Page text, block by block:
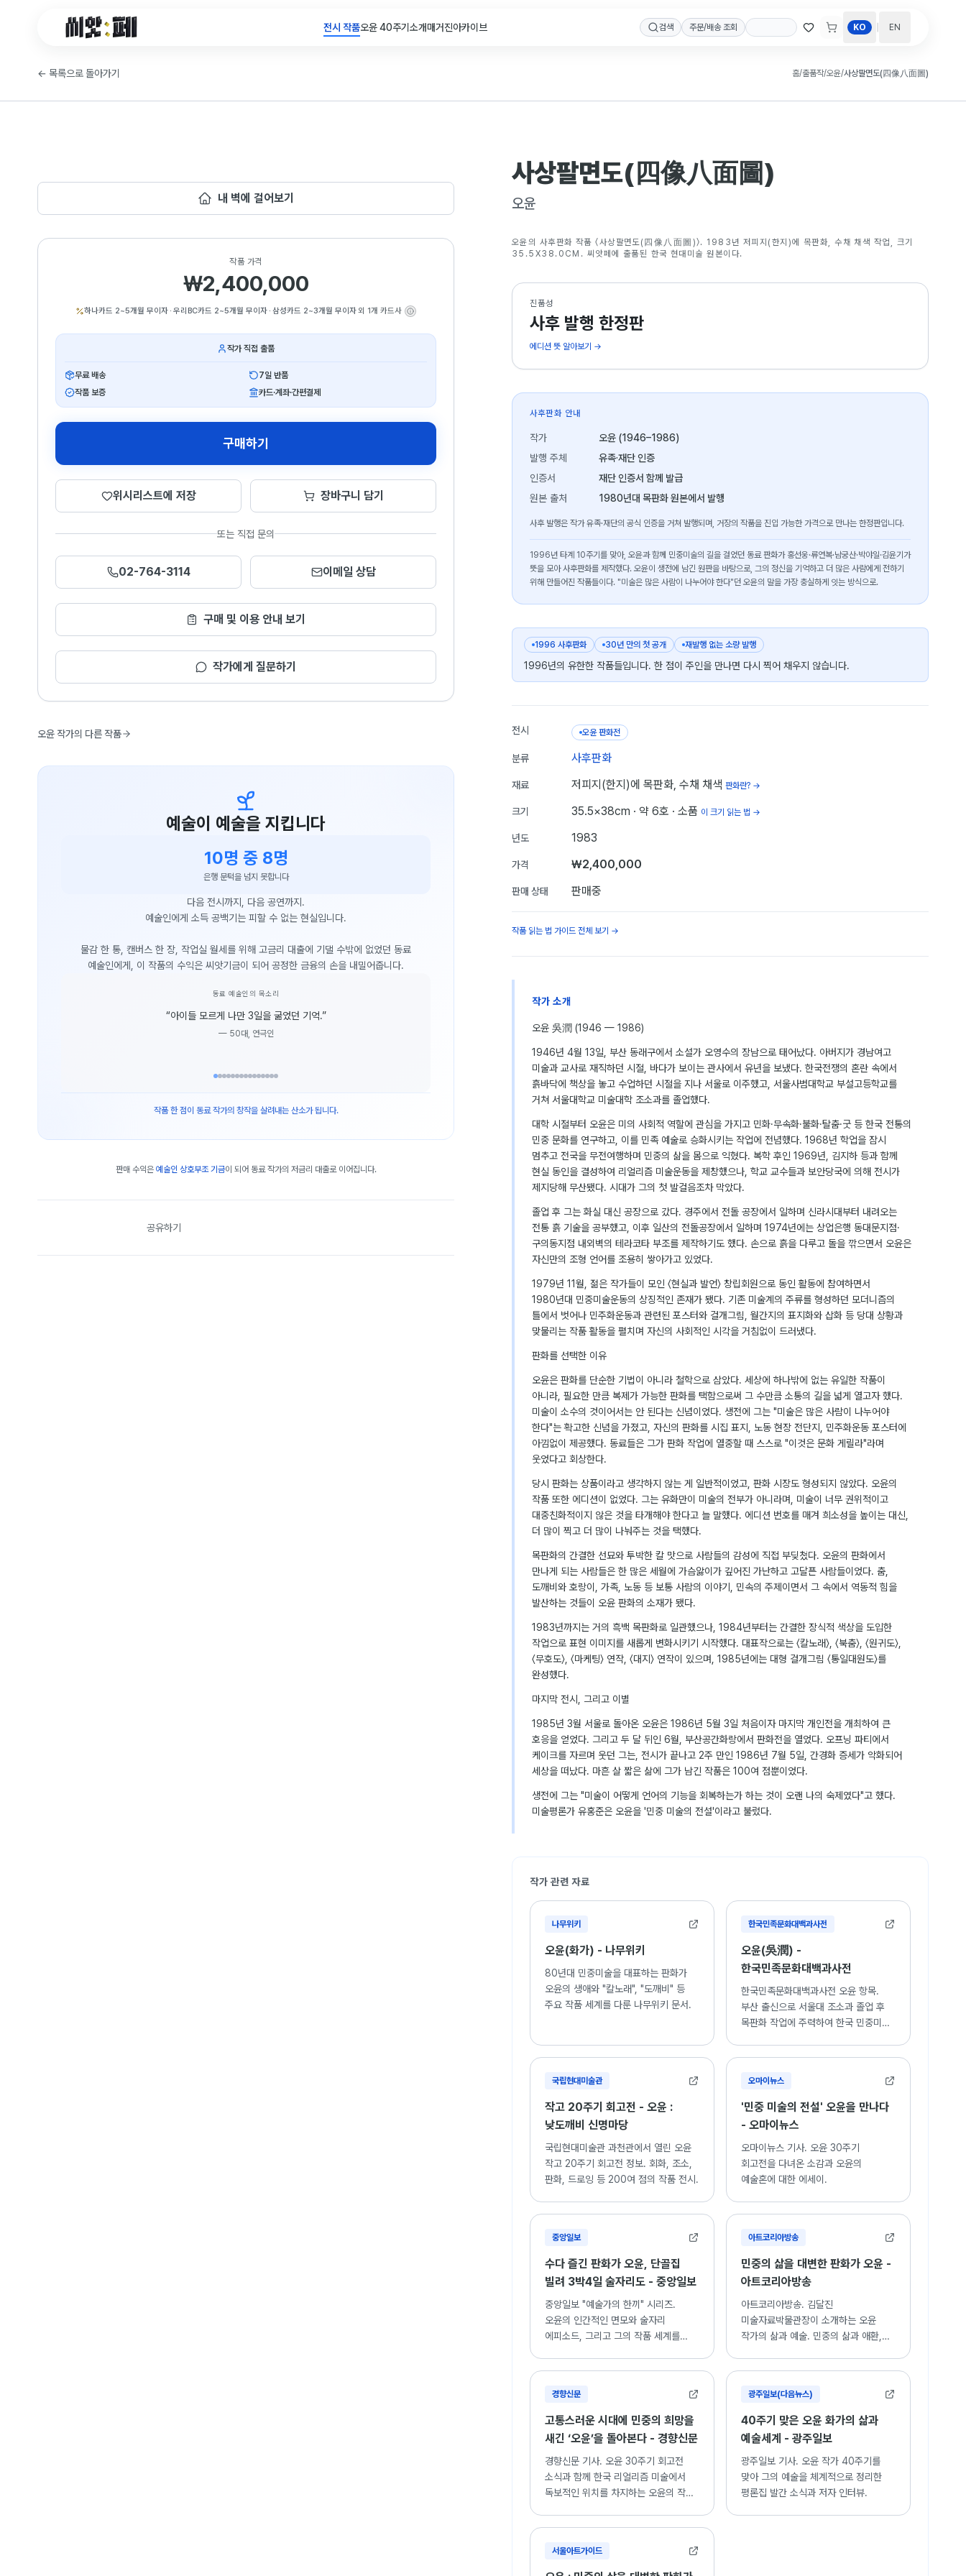
씨앗페 온라인 홈
전시 작품오윤 40주기 소개매거진아카이브 검색 주문/배송 조회 KO EN
← 목록으로 돌아가기 홈/출품작/오윤/사상팔면도(四像八面圖)
내 벽에 걸어보기
작품 가격
₩2,400,000
하나카드 2~5개월 무이자· 우리BC카드 2~5개월 무이자· 삼성카드 2~3개월 무이자외 1개 카드사
작가 직접 출품
무료 배송
7일 반품
작품 보증
카드·계좌·간편결제
구매하기
위시리스트에 저장 장바구니 담기
또는 직접 문의
02-764-3114 이메일 상담
구매 및 이용 안내 보기
작가에게 질문하기
오윤 작가의 다른 작품
예술이 예술을 지킵니다
10명 중 8명
은행 문턱을 넘지 못합니다
다음 전시까지, 다음 공연까지.
예술인에게 소득 공백기는 피할 수 없는 현실입니다.
물감 한 통, 캔버스 한 장, 작업실 월세를 위해 고금리 대출에 기댈 수밖에 없었던 동료
예술인에게, 이 작품의 수익은 씨앗기금이 되어 공정한 금융의 손을 내밀어줍니다.
동료 예술인의 목소리
“아이들 모르게 나만 3일을 굶었던 기억.”
— 50대, 연극인
작품 한 점이 동료 작가의 창작을 살려내는 산소가 됩니다.
판매 수익은 예술인 상호부조 기금이 되어 동료 작가의 저금리 대출로 이어집니다.
공유하기
사상팔면도(四像八面圖)
오윤
오윤의 사후판화 작품 〈사상팔면도(四像八面圖)〉. 1983년 저피지(한지)에 목판화, 수채 채색 작업, 크기
35.5X38.0CM. 씨앗페에 출품된 한국 현대미술 원본이다.
진품성
사후 발행 한정판
에디션 뜻 알아보기 →
사후판화 안내
작가
오윤 (1946–1986)
발행 주체
유족·재단 인증
인증서
재단 인증서 함께 발급
원본 출처
1980년대 목판화 원본에서 발행
사후 발행은 작가 유족·재단의 공식 인증을 거쳐 발행되며, 거장의 작품을 진입 가능한 가격으로 만나는 한정판입니다.
1996년 타계 10주기를 맞아, 오윤과 함께 민중미술의 길을 걸었던 동료 판화가 홍선웅·류연복·남궁산·박야일·김윤기가
뜻을 모아 사후판화를 제작했다. 오윤이 생전에 남긴 원판을 바탕으로, 그의 정신을 기억하고 더 많은 사람에게 전하기
위해 만들어진 작품들이다. "미술은 많은 사람이 나누어야 한다"던 오윤의 말을 가장 충실하게 잇는 방식으로.
1996 사후판화 30년 만의 첫 공개 재발행 없는 소량 발행
1996년의 유한한 작품들입니다. 한 점이 주인을 만나면 다시 찍어 채우지 않습니다.
전시 오윤 판화전
분류 사후판화
재료 저피지(한지)에 목판화, 수채 채색 판화란? →
크기 35.5×38cm · 약 6호 · 소품 이 크기 읽는 법 →
년도 1983
가격 ₩2,400,000
판매 상태 판매중
작품 읽는 법 가이드 전체 보기 →
작가 소개
오윤 吳潤 (1946 — 1986)
1946년 4월 13일, 부산 동래구에서 소설가 오영수의 장남으로 태어났다. 아버지가 경남여고
미술과 교사로 재직하던 시절, 바다가 보이는 관사에서 유년을 보냈다. 한국전쟁의 혼란 속에서
흙바닥에 책상을 놓고 수업하던 시절을 지나 서울로 이주했고, 서울사범대학교 부설고등학교를
거쳐 서울대학교 미술대학 조소과를 졸업했다.
대학 시절부터 오윤은 미의 사회적 역할에 관심을 가지고 민화·무속화·불화·탈춤·굿 등 한국 전통의
민중 문화를 연구하고, 이를 민족 예술로 승화시키는 작업에 전념했다. 1968년 학업을 잠시
멈추고 전국을 무전여행하며 민중의 삶을 몸으로 익혔다. 복학 후인 1969년, 김지하 등과 함께
현실 동인을 결성하여 리얼리즘 미술운동을 제창했으나, 학교 교수들과 보안당국에 의해 전시가
제지당해 무산됐다. 시대가 그의 첫 발걸음조차 막았다.
졸업 후 그는 화실 대신 공장으로 갔다. 경주에서 전돌 공장에서 일하며 신라시대부터 내려오는
전통 흙 기술을 공부했고, 이후 일산의 전돌공장에서 일하며 1974년에는 상업은행 동대문지점·
구의동지점 내외벽의 테라코타 부조를 제작하기도 했다. 손으로 흙을 다루고 돌을 깎으면서 오윤은
자신만의 조형 언어를 조용히 쌓아가고 있었다.
1979년 11월, 젊은 작가들이 모인 〈현실과 발언〉 창립회원으로 동인 활동에 참여하면서
1980년대 민중미술운동의 상징적인 존재가 됐다. 기존 미술계의 주류를 형성하던 모더니즘의
틀에서 벗어나 민주화운동과 관련된 포스터와 걸개그림, 월간지의 표지화와 삽화 등 당대 상황과
맞물리는 작품 활동을 펼치며 자신의 사회적인 시각을 거침없이 드러냈다.
판화를 선택한 이유
오윤은 판화를 단순한 기법이 아니라 철학으로 삼았다. 세상에 하나밖에 없는 유일한 작품이
아니라, 필요한 만큼 복제가 가능한 판화를 택함으로써 그 수만큼 소통의 길을 넓게 열고자 했다.
미술이 소수의 것이어서는 안 된다는 신념이었다. 생전에 그는 "미술은 많은 사람이 나누어야
한다"는 확고한 신념을 가졌고, 자신의 판화를 시집 표지, 노동 현장 전단지, 민주화운동 포스터에
아낌없이 제공했다. 동료들은 그가 판화 작업에 열중할 때 스스로 "이것은 문화 게릴라"라며
웃었다고 회상한다.
당시 판화는 상품이라고 생각하지 않는 게 일반적이었고, 판화 시장도 형성되지 않았다. 오윤의
작품 또한 에디션이 없었다. 그는 유화만이 미술의 전부가 아니라며, 미술이 너무 권위적이고
대중친화적이지 않은 것을 타개해야 한다고 늘 말했다. 에디션 번호를 매겨 희소성을 높이는 대신,
더 많이 찍고 더 많이 나눠주는 것을 택했다.
목판화의 간결한 선묘와 투박한 칼 맛으로 사람들의 감성에 직접 부딪쳤다. 오윤의 판화에서
만나게 되는 사람들은 한 많은 세월에 가슴앓이가 깊어진 가난하고 고달픈 사람들이었다. 춤,
도깨비와 호랑이, 가족, 노동 등 보통 사람의 이야기, 민속의 주제이면서 그 속에서 역동적 힘을
발산하는 것들이 오윤 판화의 소재가 됐다.
1983년까지는 거의 흑백 목판화로 일관했으나, 1984년부터는 간결한 장식적 색상을 도입한
작업으로 표현 이미지를 새롭게 변화시키기 시작했다. 대표작으로는 〈칼노래〉, 〈북춤〉, 〈원귀도〉,
〈무호도〉, 〈마케팅〉 연작, 〈대지〉 연작이 있으며, 1985년에는 대형 걸개그림 〈통일대원도〉를
완성했다.
마지막 전시, 그리고 이별
1985년 3월 서울로 돌아온 오윤은 1986년 5월 3일 처음이자 마지막 개인전을 개최하여 큰
호응을 얻었다. 그리고 두 달 뒤인 6월, 부산공간화랑에서 판화전을 열었다. 오프닝 파티에서
케이크를 자르며 웃던 그는, 전시가 끝나고 2주 만인 1986년 7월 5일, 간경화 증세가 악화되어
세상을 떠났다. 마흔 살 짧은 삶에 그가 남긴 작품은 100여 점뿐이었다.
생전에 그는 "미술이 어떻게 언어의 기능을 회복하는가 하는 것이 오랜 나의 숙제였다"고 했다.
미술평론가 유홍준은 오윤을 '민중 미술의 전설'이라고 불렀다.
작가 관련 자료
나무위키
오윤(화가) - 나무위키
80년대 민중미술을 대표하는 판화가
오윤의 생애와 "칼노래", "도깨비" 등
주요 작품 세계를 다룬 나무위키 문서.
한국민족문화대백과사전
오윤(吳潤) -
한국민족문화대백과사전
한국민족문화대백과사전 오윤 항목.
부산 출신으로 서울대 조소과 졸업 후
목판화 작업에 주력하여 한국 민중미술
국립현대미술관
작고 20주기 회고전 - 오윤 :
낮도깨비 신명마당
국립현대미술관 과천관에서 열린 오윤
작고 20주기 회고전 정보. 회화, 조소,
판화, 드로잉 등 200여 점의 작품 전시.
오마이뉴스
'민중 미술의 전설' 오윤을 만나다
- 오마이뉴스
오마이뉴스 기사. 오윤 30주기
회고전을 다녀온 소감과 오윤의
예술혼에 대한 에세이.
중앙일보
수다 즐긴 판화가 오윤, 단골집
빌려 3박4일 술자리도 - 중앙일보
중앙일보 "예술가의 한끼" 시리즈.
오윤의 인간적인 면모와 술자리
에피소드, 그리고 그의 작품 세계를
아트코리아방송
민중의 삶을 대변한 판화가 오윤 -
아트코리아방송
아트코리아방송. 김달진
미술자료박물관장이 소개하는 오윤
작가의 삶과 예술. 민중의 삶과 애환,
경향신문
고통스러운 시대에 민중의 희망을
새긴 ‘오윤’을 돌아본다 - 경향신문
경향신문 기사. 오윤 30주기 회고전
소식과 함께 한국 리얼리즘 미술에서
독보적인 위치를 차지하는 오윤의 작품
광주일보(다음뉴스)
40주기 맞은 오윤 화가의 삶과
예술세계 - 광주일보
광주일보 기사. 오윤 작가 40주기를
맞아 그의 예술을 체계적으로 정리한
평론집 발간 소식과 저자 인터뷰.
서울아트가이드